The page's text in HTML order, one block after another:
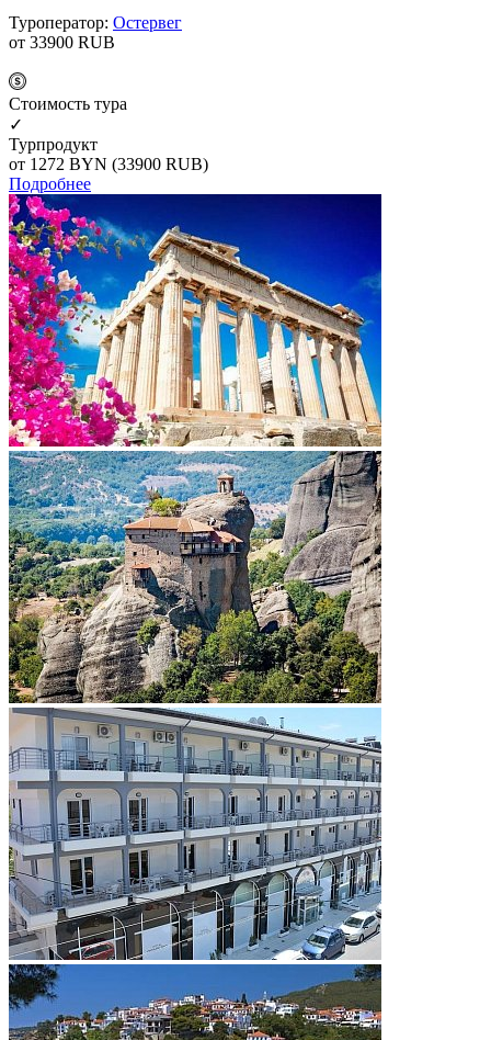
Туроператор: Остервег
от 33900 RUB
Cтоимость тура
✓
Турпродукт
от 1272 BYN (33900 RUB)
Подробнее